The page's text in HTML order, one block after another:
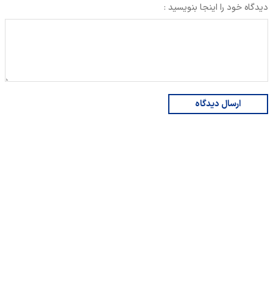
دیدگاه خود را اینجا بنویسید :
ارسال دیدگاه